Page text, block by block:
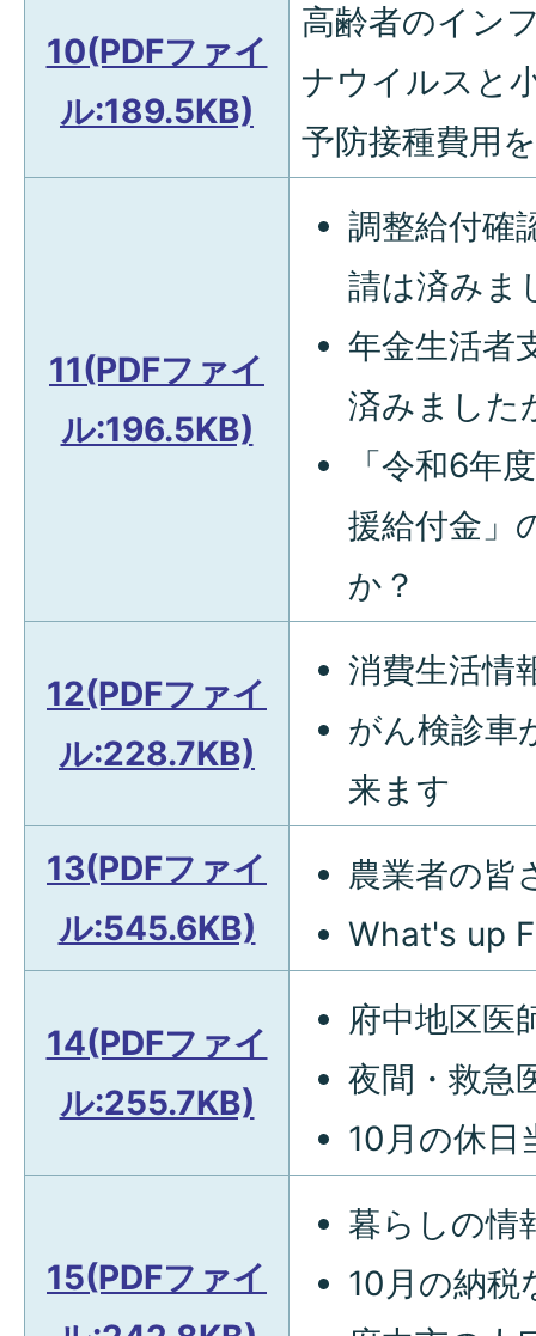
10(PDFファイ
ル:189.5KB)
高齢者のイン
ナウイルスと
予防接種費用
11(PDFファイ
ル:196.5KB)
調整給付確
請は済みま
年金生活者
済みました
「令和6年
援給付金」
か？
12(PDFファイ
ル:228.7KB)
消費生活情
がん検診車
来ます
13(PDFファイ
ル:545.6KB)
農業者の皆
What's up
14(PDFファイ
ル:255.7KB)
府中地区医
夜間・救急
10月の休日
15(PDFファイ
暮らしの情
10月の納税